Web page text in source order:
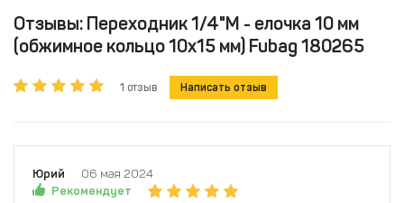
Отзывы: Переходник 1/4"M - елочка 10 мм
(обжимное кольцо 10х15 мм) Fubag 180265
1 отзыв Написать отзыв
Юрий
06 мая 2024
Рекомендует